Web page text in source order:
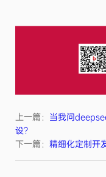
上一篇： 当我问
设？
下一篇： 精细化定制开